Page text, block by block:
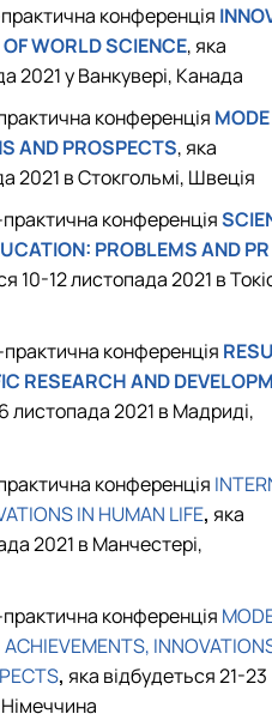
конференція
OFWORLDSCIENCE, яка
2021 у Ванкувері, Канада
конференція MODE
AND PROSPECTS, яка
2021 в Стокгольмі, Швеція
конференція
PROBLEMS AND PR
10-12 листопада 2021 в
конференція
RESEARCHAND
листопада 2021 в Мадриді,
конференція
IN HUMAN LIFE, яка
2021 в Манчестері,
конференція
, яка відбудеться 21-23